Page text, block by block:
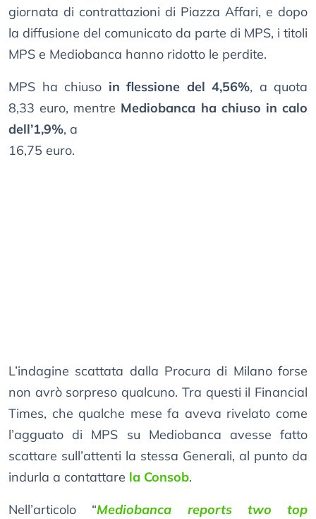
giornata di contrattazioni di Piazza Affari, e dopo
la diffusione del comunicato da parte di MPS, i titoli
MPS e Mediobanca hanno ridotto le perdite.
MPS ha chiuso in flessione del 4,56%, a quota
8,33 euro, mentre Mediobanca ha chiuso in calo
dell’1,9%, a
16,75 euro.
L’indagine scattata dalla Procura di Milano forse
non avrò sorpreso qualcuno. Tra questi il Financial
Times, che qualche mese fa aveva rivelato come
l’agguato di MPS su Mediobanca avesse fatto
scattare sull’attenti la stessa Generali, al punto da
indurla a contattare la Consob.
Nell’articolo “Mediobanca reports two top